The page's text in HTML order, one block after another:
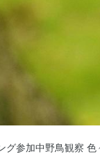
グ参加中野鳥観察